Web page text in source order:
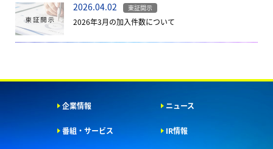
2026.04.02 東証開示
2026年3月の加入件数について
企業情報 ニュース
番組・サービス IR情報